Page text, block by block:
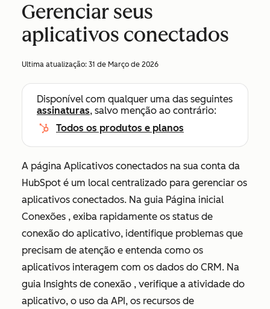
Gerenciar seus
aplicativos conectados
Ultima atualização: 31 de Março de 2026
Disponível com qualquer uma das seguintes
assinaturas, salvo menção ao contrário:
Todos os produtos e planos
A página Aplicativos conectados na sua conta da
HubSpot é um local centralizado para gerenciar os
aplicativos conectados. Na guia Página inicial
Conexões , exiba rapidamente os status de
conexão do aplicativo, identifique problemas que
precisam de atenção e entenda como os
aplicativos interagem com os dados do CRM. Na
guia Insights de conexão , verifique a atividade do
aplicativo, o uso da API, os recursos de